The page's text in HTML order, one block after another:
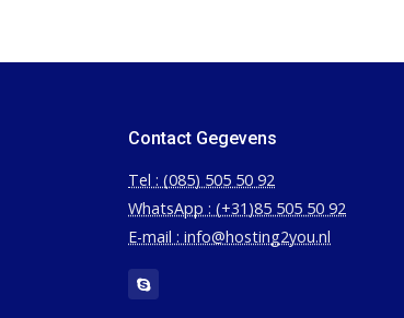
Contact Gegevens
Tel : (085) 505 50 92
WhatsApp : (+31)85 505 50 92
E-mail : info@hosting2you.nl